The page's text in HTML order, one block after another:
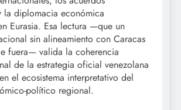
la diplomacia económica
Eurasia. Esa lectura —que un
sin alineamiento con Caracas
fuera— valida la coherencia
de la estrategia oficial venezolana
el ecosistema interpretativo del
político regional.